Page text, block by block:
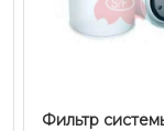
Фильтр